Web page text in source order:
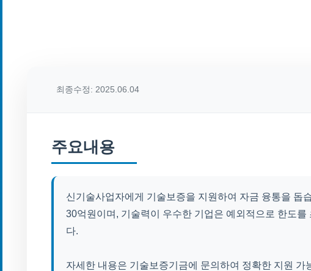
최종수정: 2025.06.04
주요내용
신기술사업자에게 기술보증을 지원하여 자금 융통을 돕
30억원이며, 기술력이 우수한 기업은 예외적으로 한도를
다.
자세한 내용은 기술보증기금에 문의하여 정확한 지원 가